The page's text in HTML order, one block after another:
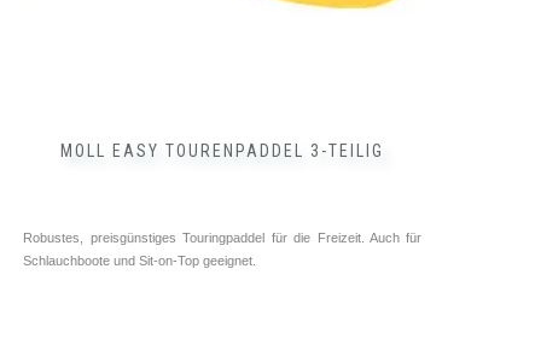
MOLL EASY TOURENPADDEL 3-TEILIG
Robustes, preisgünstiges Touringpaddel für die Freizeit. Auch für
Schlauchboote und Sit-on-Top geeignet.